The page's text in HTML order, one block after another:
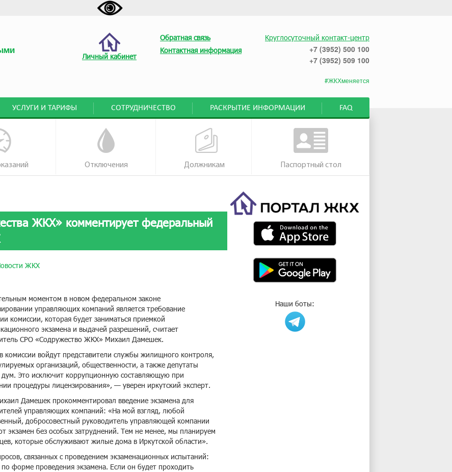
Личный кабинет
Обратная связь
Контактная информация
Круглосуточный контакт-центр
+7 (3952) 500 100
+7 (3952) 509 100
#ЖКХменяется
УСЛУГИ И ТАРИФЫ СОТРУДНИЧЕСТВО РАСКРЫТИЕ ИНФОРМАЦИИ FAQ
Отключения Должникам Паспортный стол
Наши боты:
ЖКХ» комментирует федеральный
ЖКХ
моментом в новом федеральном законе
управляющих компаний является требование
комиссии, которая будет заниматься приемкой
экзамена и выдачей разрешений, считает
СРО «Содружество ЖКХ» Михаил Дамешек.
комиссии войдут представители службы жилищного контроля,
организаций, общественности, а также депутаты
дум. Это исключит коррупционную составляющую при
процедуры лицензирования», — уверен иркутский эксперт.
Дамешек прокомментировал введение экзамена для
управляющих компаний: «На мой взгляд, любой
добросовестный руководитель управляющей компании
экзамен без особых затруднений. Тем не менее, мы планируем
которые обслуживают жилые дома в Иркутской области».
связанных с проведением экзаменационных испытаний:
форме проведения экзамена. Если он будет проходить